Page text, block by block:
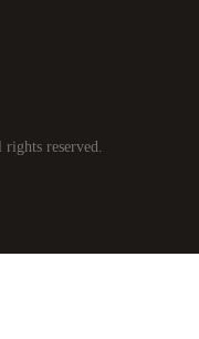
rights reserved.